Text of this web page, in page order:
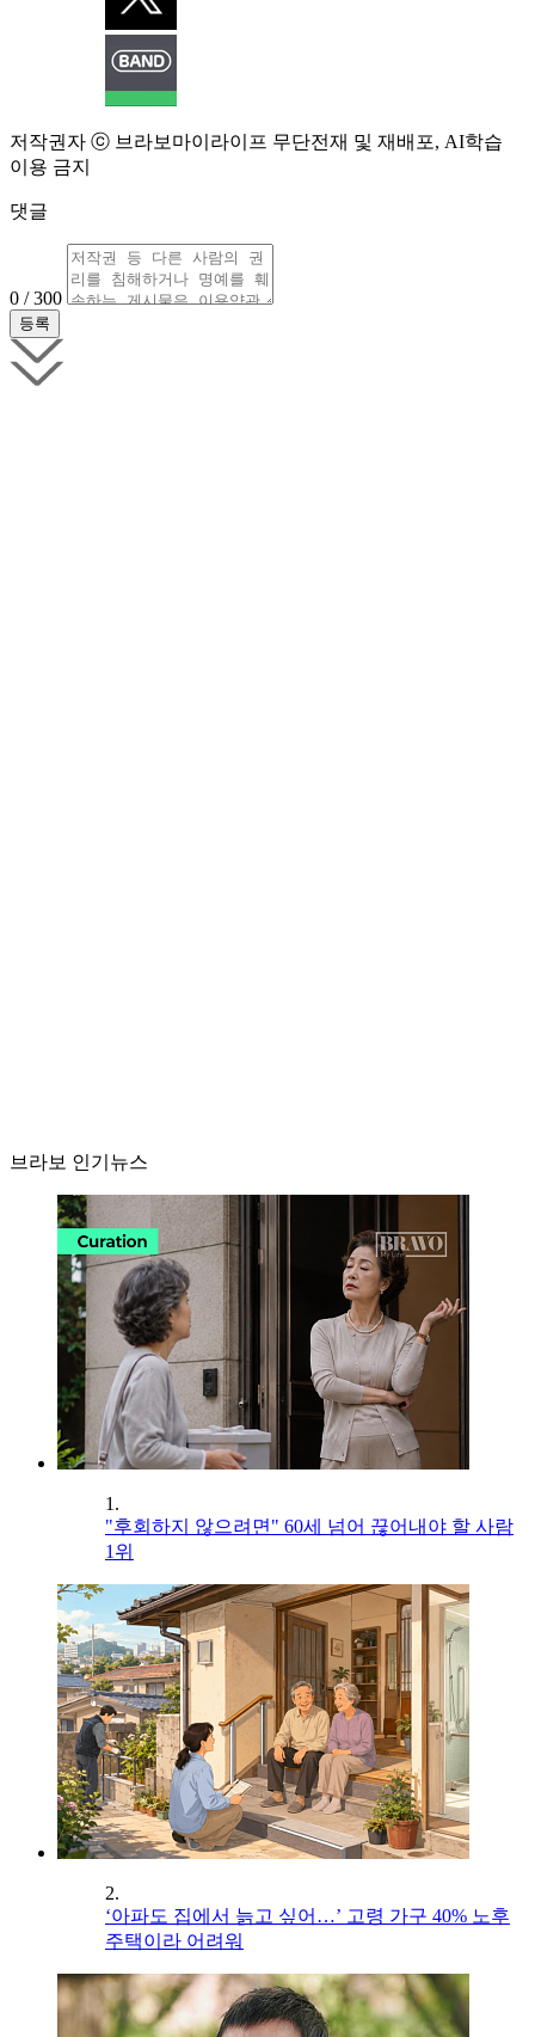
저작권자 ⓒ 브라보마이라이프 무단전재 및 재배포, AI학습
이용 금지
댓글
0 / 300
브라보 인기뉴스
1.
"후회하지 않으려면" 60세 넘어 끊어내야 할 사람
1위
2.
‘아파도 집에서 늙고 싶어…’ 고령 가구 40% 노후
주택이라 어려워